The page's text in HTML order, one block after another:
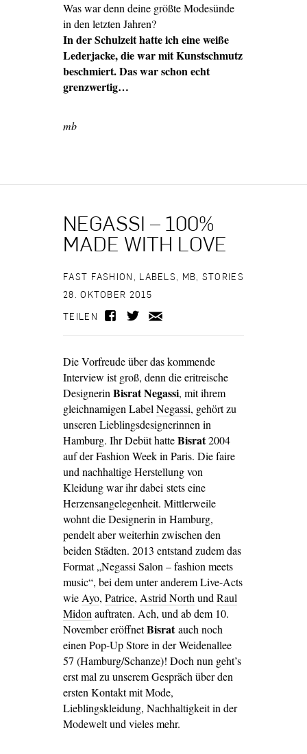
Was war denn deine größte Modesünde
in den letzten Jahren?
In der Schulzeit hatte ich eine weiße
Lederjacke, die war mit Kunstschmutz
beschmiert. Das war schon echt
grenzwertig…
mb
NEGASSI – 100%
MADE WITH LOVE
FAST FASHION , LABELS, MB, STORIES
28. OKTOBER 2015
TEILEN
Die Vorfreude über das kommende
Interview ist groß, denn die eritreische
DesignerinBisrat Negassi, mit ihrem
gleichnamigen LabelNegassi, gehört zu
unseren Lieblingsdesignerinnen in
Hamburg. Ihr Debüt hatteBisrat2004
auf der Fashion Week in Paris. Die faire
und nachhaltige Herstellung von
Kleidung war ihr dabei stets eine
Herzensangelegenheit. Mittlerweile
wohnt die Designerin in Hamburg,
pendelt aber weiterhin zwischen den
beiden Städten. 2013 entstand zudem das
Format „Negassi Salon – fashion meets
music“, bei dem unter anderem Live-Acts
wieAyo, Patrice, Astrid NorthundRaul
Midonauftraten. Ach, und ab dem 10.
November eröffnetBisratauch noch
einen Pop-Up Store in der Weidenallee
57 (Hamburg/Schanze)! Doch nun geht’s
erst mal zu unserem Gespräch über den
ersten Kontakt mit Mode,
Lieblingskleidung, Nachhaltigkeit in der
Modewelt und vieles mehr.